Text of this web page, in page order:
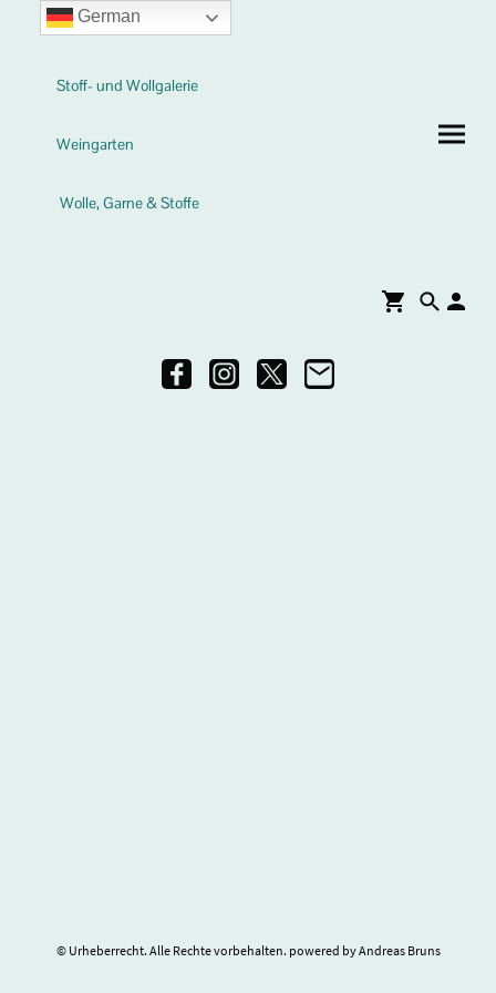
Stoff- und Wollgalerie
Weingarten
Wolle, Garne & Stoffe
© Urheberrecht. Alle Rechte vorbehalten. powered by Andreas Bruns
German